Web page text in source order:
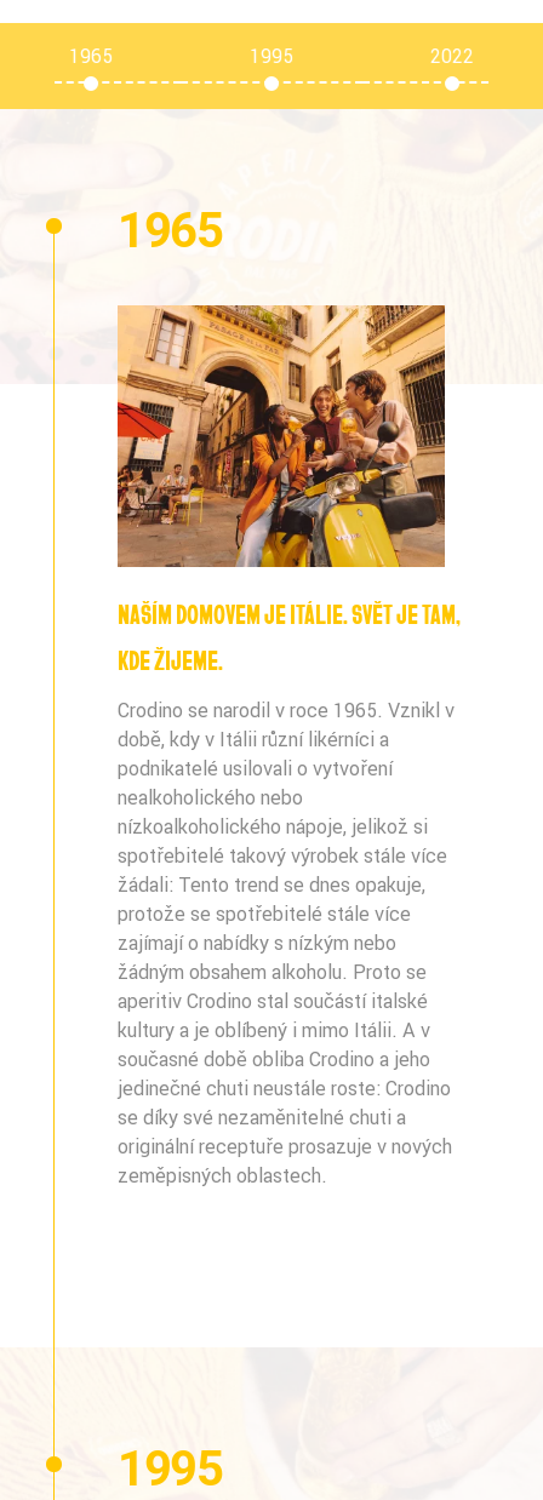
1965 1995 2022
1965
NAŠÍM DOMOVEM JE ITÁLIE. SVĚT JE TAM,
KDE ŽIJEME.
Crodino se narodil v roce 1965. Vznikl v
době, kdy v Itálii různí likérníci a
podnikatelé usilovali o vytvoření
nealkoholického nebo
nízkoalkoholického nápoje, jelikož si
spotřebitelé takový výrobek stále více
žádali: Tento trend se dnes opakuje,
protože se spotřebitelé stále více
zajímají o nabídky s nízkým nebo
žádným obsahem alkoholu. Proto se
aperitiv Crodino stal součástí italské
kultury a je oblíbený i mimo Itálii. A v
současné době obliba Crodino a jeho
jedinečné chuti neustále roste: Crodino
se díky své nezaměnitelné chuti a
originální receptuře prosazuje v nových
zeměpisných oblastech.
1995